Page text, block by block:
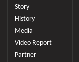
Story
History
Media
Video Report
Partner